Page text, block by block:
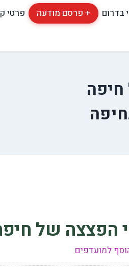
בדרום + פרסם מודעה פרטי
הפצצה של
למועדפים